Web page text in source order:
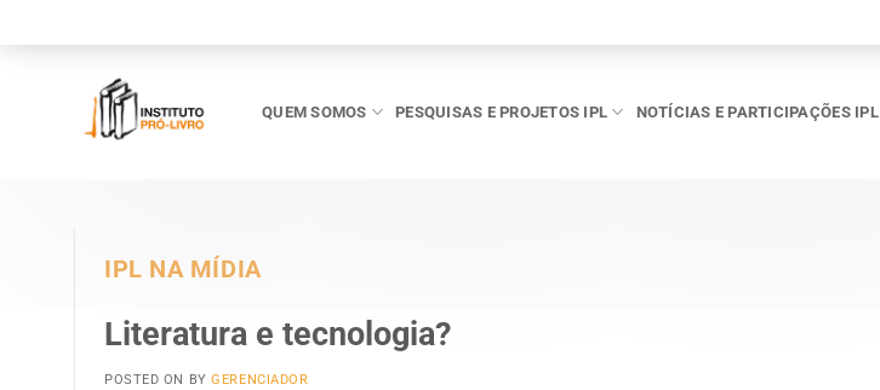
QUEM SOMOS PESQUISAS E PROJETOS IPL NOTÍCIAS E PARTICIPAÇÕES IPL
IPL NA MÍDIA
Literatura e tecnologia?
POSTED ON BYGERENCIADOR